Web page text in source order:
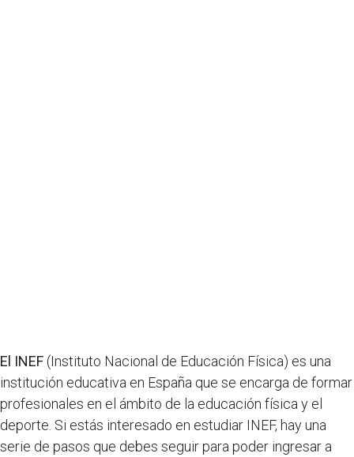
El INEF (Instituto Nacional de Educación Física) es una
institución educativa en España que se encarga de formar
profesionales en el ámbito de la educación física y el
deporte. Si estás interesado en estudiar INEF, hay una
serie de pasos que debes seguir para poder ingresar a